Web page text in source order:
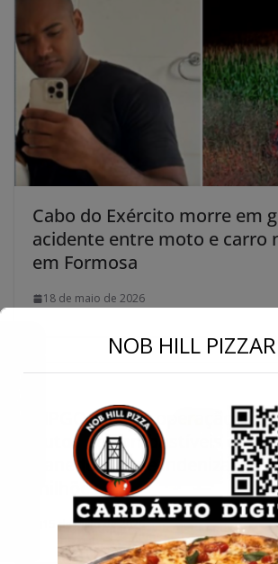
Cabo do Exército morre em
acidente entre moto e carro
em Formosa
18 de maio de 2026
MPGO aponta operação
dutos de combustíveis em
Canedo e pede indenização
milhões
15 de maio de 2026
NOB HILL